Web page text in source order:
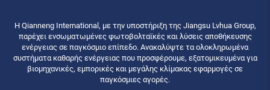
Η Qianneng International, με την υποστήριξη της Jiangsu Lvhua Group,
παρέχει ενσωματωμένες φωτοβολταϊκές και λύσεις αποθήκευσης
ενέργειας σε παγκόσμιο επίπεδο. Ανακαλύψτε τα ολοκληρωμένα
συστήματα καθαρής ενέργειας που προσφέρουμε, εξατομικευμένα για
βιομηχανικές, εμπορικές και μεγάλης κλίμακας εφαρμογές σε
παγκόσμιες αγορές.